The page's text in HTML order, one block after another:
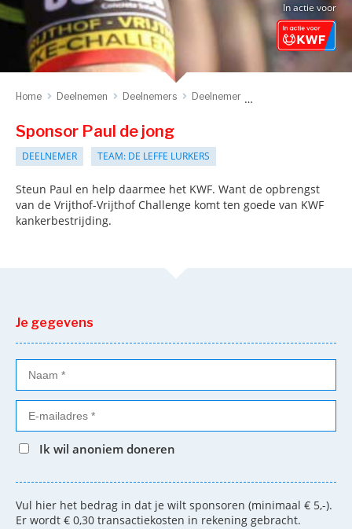
In actie voor
Home Deelnemen Deelnemers Deelnemer
Sponsor Paul de jong
DEELNEMER TEAM: DE LEFFE LURKERS
Steun Paul en help daarmee het KWF. Want de opbrengst
van de Vrijthof-Vrijthof Challenge komt ten goede van KWF
kankerbestrijding.
Je gegevens
Ik wil anoniem doneren
Vul hier het bedrag in dat je wilt sponsoren (minimaal € 5,-).
Er wordt € 0,30 transactiekosten in rekening gebracht.